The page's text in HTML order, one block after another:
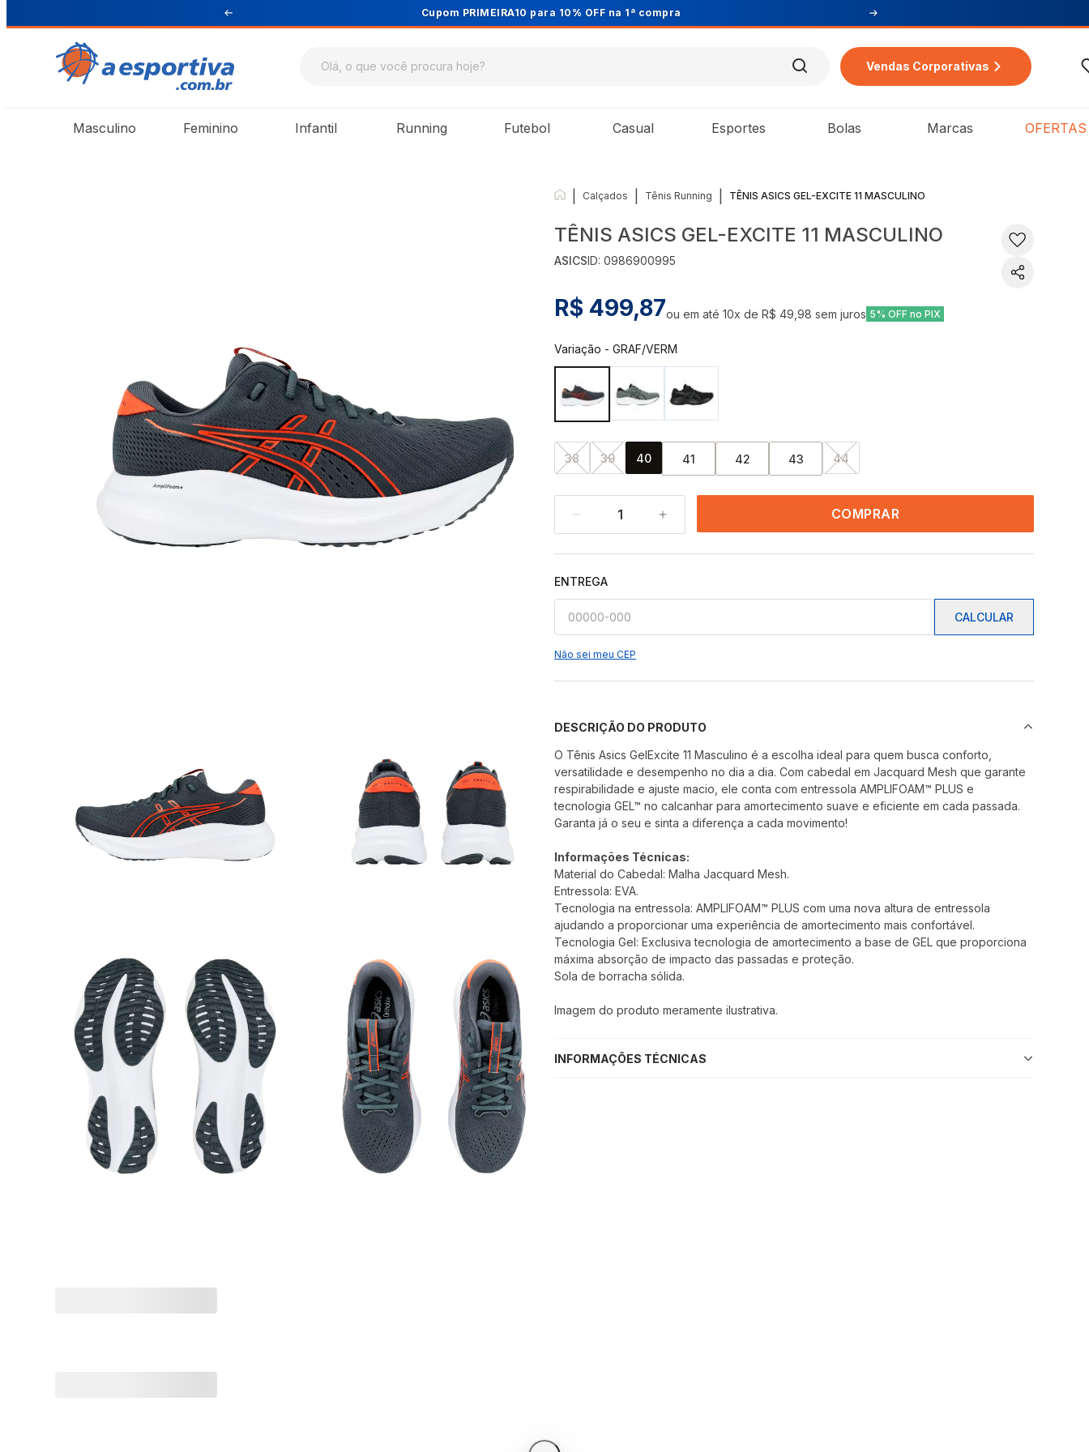
Cupom PRIMEIRA10 para 10% OFF na 1ª compra
Vendas Corporativas
Masculino Feminino Infantil Running Futebol Casual Esportes Bolas Marcas OFERTAS
Calçados Tênis Running TÊNIS ASICS GEL-EXCITE 11 MASCULINO
TÊNIS ASICS GEL-EXCITE 11 MASCULINO
ASICSID:0986900995
R$ 499,87ou em até10x deR$ 49,98 sem juros 5% OFF no PIX
Variação -GRAF/VERM
38 39 40 41 42 43 44
1 COMPRAR
ENTREGA
CALCULAR
Não sei meu CEP
DESCRIÇÃO DO PRODUTO
O Tênis Asics GelExcite 11 Masculino é a escolha ideal para quem busca conforto,
versatilidade e desempenho no dia a dia. Com cabedal em Jacquard Mesh que garante
respirabilidade e ajuste macio, ele conta com entressola AMPLIFOAM™ PLUS e
tecnologia GEL™ no calcanhar para amortecimento suave e eficiente em cada passada.
Garanta já o seu e sinta a diferença a cada movimento!
Informações Técnicas:
Material do Cabedal: Malha Jacquard Mesh.
Entressola: EVA.
Tecnologia na entressola: AMPLIFOAM™ PLUS com uma nova altura de entressola
ajudando a proporcionar uma experiência de amortecimento mais confortável.
Tecnologia Gel: Exclusiva tecnologia de amortecimento a base de GEL que proporciona
máxima absorção de impacto das passadas e proteção.
Sola de borracha sólida.
Imagem do produto meramente ilustrativa.
INFORMAÇÕES TÉCNICAS